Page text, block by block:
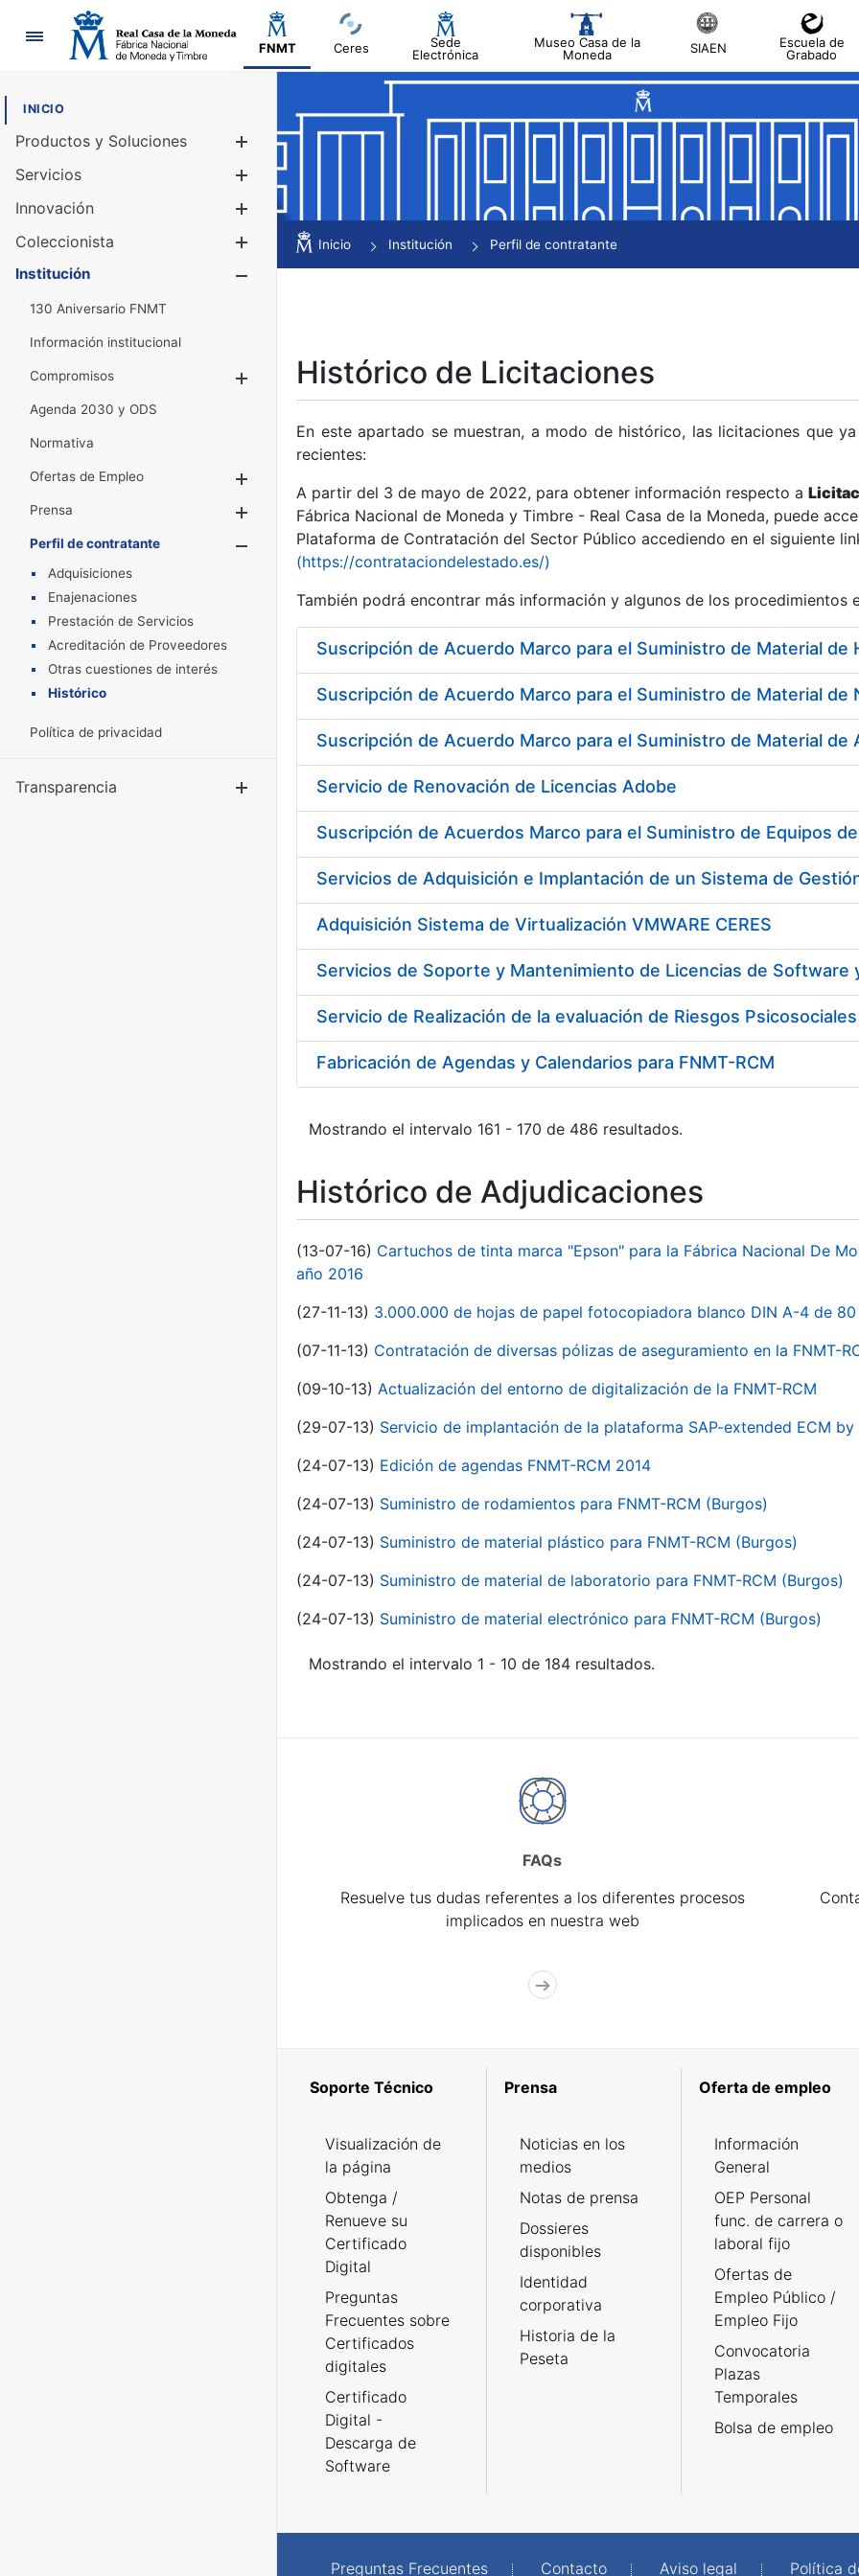
Navegación
FNMT Ceres
Sede
Electrónica
Museo Casa de la
Moneda
SIAEN
Escuela de
Grabado
INICIO
Productos y Soluciones
Mostrar/Ocultar
Servicios
Innovación
Coleccionista
Mostrar/Ocultar
Institución
130 Aniversario FNMT
Información institucional
Compromisos
Mostrar/Ocultar
Agenda 2030 y ODS
Normativa
Ofertas de Empleo
Prensa
Mostrar/Ocultar
Perfil de contratante
Mostrar/Ocultar
Adquisiciones
Enajenaciones
Prestación de Servicios
Acreditación de Proveedores
Otras cuestiones de interés
Histórico
Política de privacidad
Transparencia Mostrar/Ocultar
Inicio Institución Perfil de contratante
Histórico de Licitaciones
En este apartado se muestran, a modo de histórico, las licitaciones que
recientes:
A partir del 3 de mayo de 2022, para obtener información respecto a
Fábrica Nacional de Moneda y Timbre - Real Casa de la Moneda, puede
Plataforma de Contratación del Sector Público accediendo en el siguiente
(https://contrataciondelestado.es/)
También podrá encontrar más información y algunos de los procedimientos
Servicio de Renovación de Licencias Adobe
Suscripción de Acuerdos Marco para el Suministro de Equipos
Adquisición Sistema de Virtualización VMWARE CERES
Fabricación de Agendas y Calendarios para FNMT-RCM
Mostrando el intervalo 161 - 170 de 486 resultados.
Histórico de Adjudicaciones
(13-07-16) Cartuchos de tinta marca "Epson" para la Fábrica Nacional De
año 2016
(27-11-13) 3.000.000 de hojas de papel fotocopiadora blanco DIN A-4 de 80
(07-11-13) Contratación de diversas pólizas de aseguramiento en la FNMT-
(09-10-13) Actualización del entorno de digitalización de la FNMT-RCM
(29-07-13) Servicio de implantación de la plataforma SAP-extended ECM by
(24-07-13) Edición de agendas FNMT-RCM 2014
(24-07-13) Suministro de rodamientos para FNMT-RCM (Burgos)
(24-07-13) Suministro de material plástico para FNMT-RCM (Burgos)
(24-07-13) Suministro de material de laboratorio para FNMT-RCM (Burgos)
(24-07-13) Suministro de material electrónico para FNMT-RCM (Burgos)
Mostrando el intervalo 1 - 10 de 184 resultados.
FAQs
Resuelve tus dudas referentes a los diferentes procesos
implicados en nuestra web
Soporte Técnico
Visualización de
la página
Obtenga /
Renueve su
Certificado
Digital
Preguntas
Frecuentes sobre
Certificados
digitales
Certificado
Digital -
Descarga de
Software
Prensa
Noticias en los
medios
Notas de prensa
Dossieres
disponibles
Identidad
corporativa
Historia de la
Peseta
Oferta de empleo
Información
General
OEP Personal
func. de carrera o
laboral fijo
Ofertas de
Empleo Público /
Empleo Fijo
Convocatoria
Plazas
Temporales
Bolsa de empleo
Preguntas Frecuentes Contacto Aviso legal Política